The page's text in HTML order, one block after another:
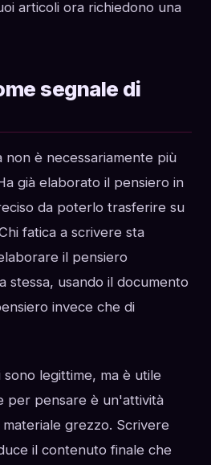
articoli ora richiedono una
segnale di
non è necessariamente più
già elaborato il pensiero in
da poterlo trasferire su
fatica a scrivere sta
il pensiero
stessa, usando il documento
invece che di
legittime, ma è utile
per pensare è un'attività
grezzo. Scrivere
il contenuto finale che